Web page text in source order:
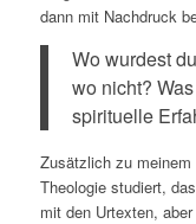
dann mit Nachdruck
Wo wurdest
wo nicht?
spirituelle
Zusätzlich zu
Theologie studiert,
mit den Urtexten,